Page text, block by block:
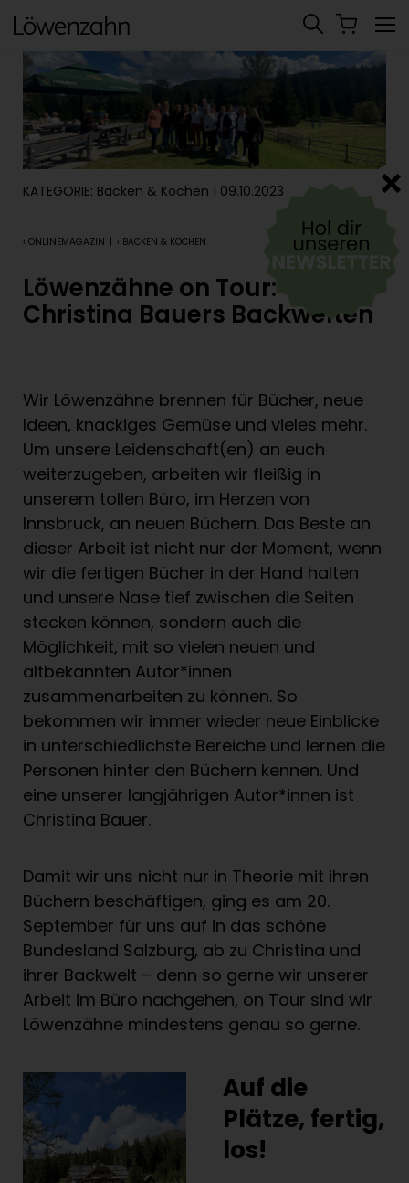
KATEGORIE: Backen & Kochen | 09.10.2023
‹ ONLINEMAGAZIN | ‹ BACKEN & KOCHEN
Löwenzähne on Tour:
Christina Bauers Backwelten
Wir Löwenzähne brennen für Bücher, neue
Ideen, knackiges Gemüse und vieles mehr.
Um unsere Leidenschaft(en) an euch
weiterzugeben, arbeiten wir fleißig in
unserem tollen Büro, im Herzen von
Innsbruck, an neuen Büchern. Das Beste an
dieser Arbeit ist nicht nur der Moment, wenn
wir die fertigen Bücher in der Hand halten
und unsere Nase tief zwischen die Seiten
stecken können, sondern auch die
Möglichkeit, mit so vielen neuen und
altbekannten Autor*innen
zusammenarbeiten zu können. So
bekommen wir immer wieder neue Einblicke
in unterschiedlichste Bereiche und lernen die
Personen hinter den Büchern kennen. Und
eine unserer langjährigen Autor*innen ist
Christina Bauer.
Damit wir uns nicht nur in Theorie mit ihren
Büchern beschäftigen, ging es am 20.
September für uns auf in das schöne
Bundesland Salzburg, ab zu Christina und
ihrer Backwelt – denn so gerne wir unserer
Arbeit im Büro nachgehen, on Tour sind wir
Löwenzähne mindestens genau so gerne.
Auf die
Plätze, fertig,
los!